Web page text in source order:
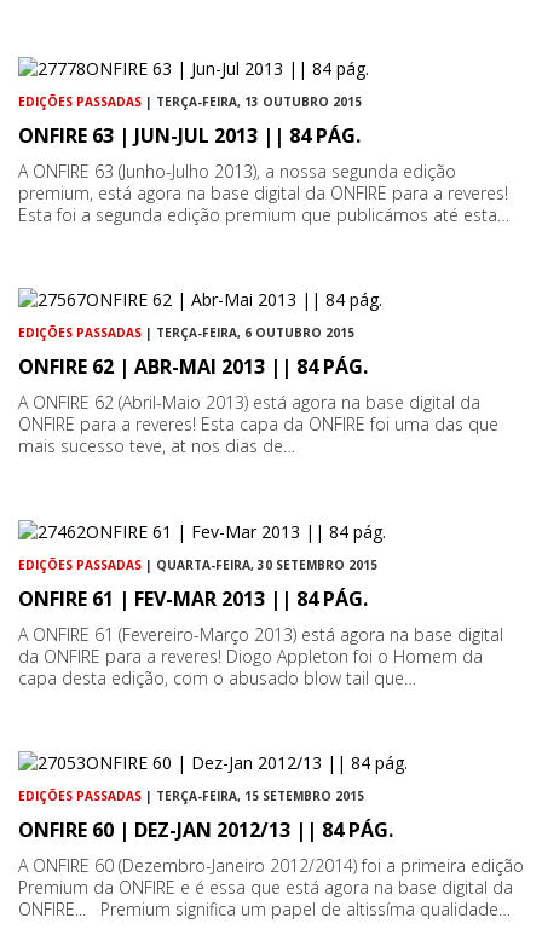
EDIÇÕES PASSADAS | TERÇA-FEIRA, 13 OUTUBRO 2015
ONFIRE 63 | JUN-JUL 2013 || 84 PÁG.
A ONFIRE 63 (Junho-Julho 2013), a nossa segunda edição
premium, está agora na base digital da ONFIRE para a reveres!
Esta foi a segunda edição premium que publicámos até esta…
EDIÇÕES PASSADAS | TERÇA-FEIRA, 6 OUTUBRO 2015
ONFIRE 62 | ABR-MAI 2013 || 84 PÁG.
A ONFIRE 62 (Abril-Maio 2013) está agora na base digital da
ONFIRE para a reveres! Esta capa da ONFIRE foi uma das que
mais sucesso teve, at nos dias de…
EDIÇÕES PASSADAS | QUARTA-FEIRA, 30 SETEMBRO 2015
ONFIRE 61 | FEV-MAR 2013 || 84 PÁG.
A ONFIRE 61 (Fevereiro-Março 2013) está agora na base digital
da ONFIRE para a reveres! Diogo Appleton foi o Homem da
capa desta edição, com o abusado blow tail que…
EDIÇÕES PASSADAS | TERÇA-FEIRA, 15 SETEMBRO 2015
ONFIRE 60 | DEZ-JAN 2012/13 || 84 PÁG.
A ONFIRE 60 (Dezembro-Janeiro 2012/2014) foi a primeira edição
Premium da ONFIRE e é essa que está agora na base digital da
ONFIRE... Premium significa um papel de altissíma qualidade…